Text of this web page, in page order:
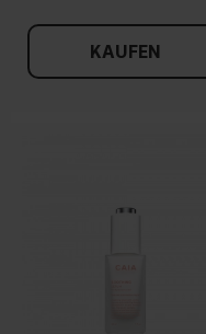
KAUFEN